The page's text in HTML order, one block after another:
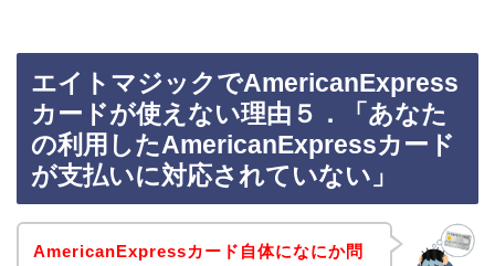
エイトマジックでAmericanExpress
カードが使えない理由５．「あなた
の利用したAmericanExpressカード
が支払いに対応されていない」
AmericanExpressカード自体になにか問